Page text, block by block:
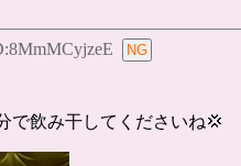
で飲み干してくださいね💢